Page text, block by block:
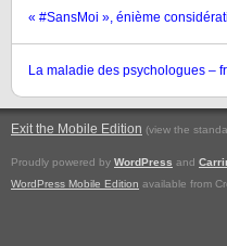
« #SansMoi », énième
La maladie des psychologues –
Exit the Mobile Edition (view the
Proudly powered by WordPress and
WordPress Mobile Edition available from